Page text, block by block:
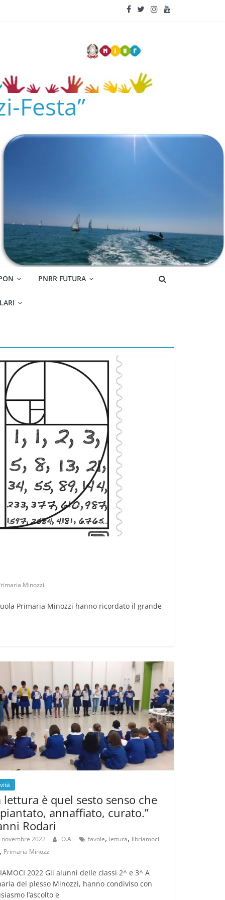
Festa”
PNRR FUTURA
Minozzi
Primaria Minozzi hanno ricordato il grande
lettura è quel sesto senso che
annaffiato, curato.”
Rodari
novembre 2022 O.A. favole, lettura, libriamoci
, Primaria Minozzi
2022 Gli alunni delle classi 2^ e 3^ A
del plesso Minozzi, hanno condiviso con
l’ascolto e